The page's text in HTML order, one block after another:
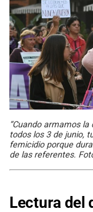
“Cuando armamos
todos los 3 de junio,
femicidio porque
de las referentes.
Lectura del